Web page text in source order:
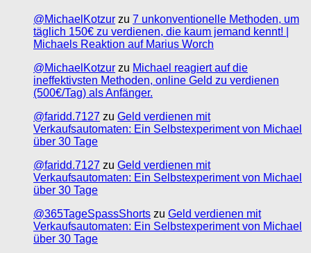
@MichaelKotzur zu 7 unkonventionelle Methoden, um
täglich 150€ zu verdienen, die kaum jemand kennt! |
Michaels Reaktion auf Marius Worch
@MichaelKotzur zu Michael reagiert auf die
ineffektivsten Methoden, online Geld zu verdienen
(500€/Tag) als Anfänger.
@faridd.7127 zu Geld verdienen mit
Verkaufsautomaten: Ein Selbstexperiment von Michael
über 30 Tage
@faridd.7127 zu Geld verdienen mit
Verkaufsautomaten: Ein Selbstexperiment von Michael
über 30 Tage
@365TageSpassShorts zu Geld verdienen mit
Verkaufsautomaten: Ein Selbstexperiment von Michael
über 30 Tage